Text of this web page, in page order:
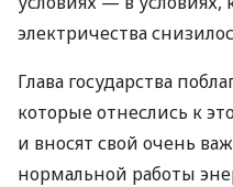
электричества
Глава государства
которые отнеслись к
и вносят свой очень
нормальной работы